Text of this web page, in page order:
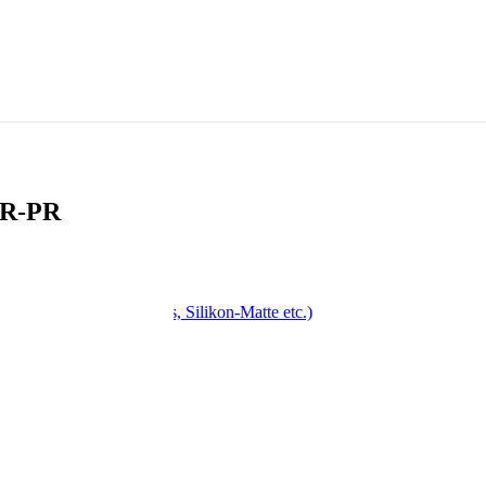
Antihaft-Fass, Silikon-Matte etc.)
PR